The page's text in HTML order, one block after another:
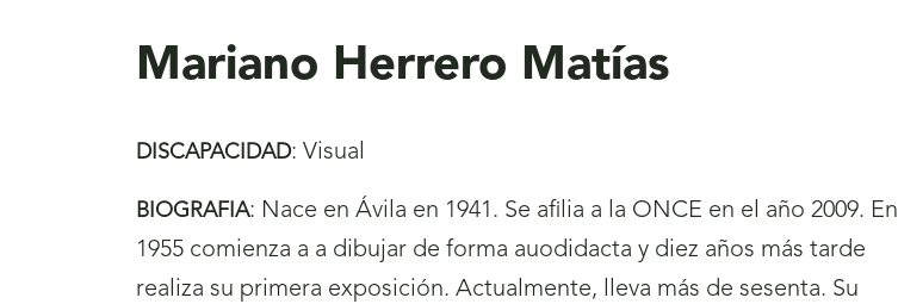
Mariano Herrero Matías
DISCAPACIDAD: Visual
BIOGRAFIA: Nace en Ávila en 1941. Se afilia a la ONCE en el año 2009. En
1955 comienza a a dibujar de forma auodidacta y diez años más tarde
realiza su primera exposición. Actualmente, lleva más de sesenta. Su